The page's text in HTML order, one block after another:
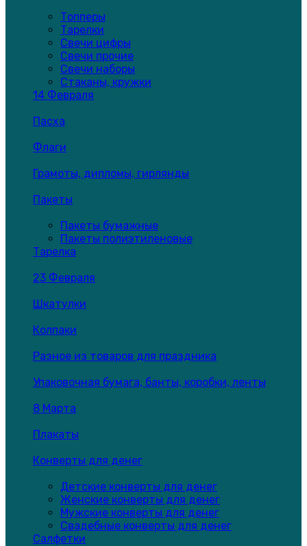
Топперы
Тарелки
Свечи цифры
Свечи прочие
Свечи наборы
Стаканы, кружки
14 Февраля
Пасха
Флаги
Грамоты, дипломы, гирлянды
Пакеты
Пакеты бумажные
Пакеты полиэтиленовые
Тарелка
23 Февраля
Шкатулки
Колпаки
Разное из товаров для праздника
Упаковочная бумага, банты, коробки, ленты
8 Марта
Плакаты
Конверты для денег
Детские конверты для денег
Женские конверты для денег
Мужские конверты для денег
Свадебные конверты для денег
Салфетки